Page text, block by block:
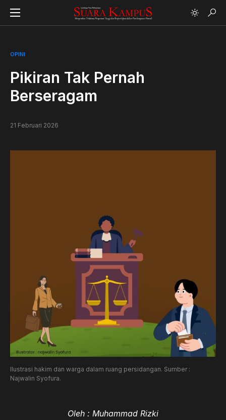
OPINI
Pikiran Tak Pernah
Berseragam
21 Februari 2026
Ilustrasi hakim dan warga dalam ruang persidangan. Sumber :
Najwalin Syofura.
Oleh : Muhammad Rizki